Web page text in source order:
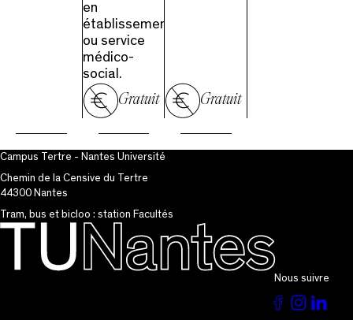
en
établissement
ou service
médico-
social.
Gratuit Gratuit
Campus Tertre - Nantes Université
Chemin de la Censive du Tertre
44300 Nantes
Tram, bus et bicloo : station Facultés
Nous suivre
VoirVoir